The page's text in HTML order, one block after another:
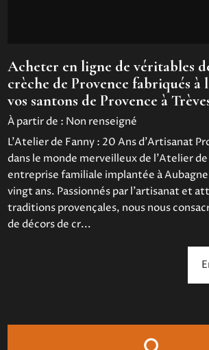
Acheter en ligne de véritables
crèche de Provence fabriqués à
vos santons de Provence à
À partir de : Non renseigné
L'Atelier de Fanny : 20 Ans d'Artisanat
dans le monde merveilleux de l'Atelier de
entreprise familiale implantée à Aubagne
vingt ans. Passionnés par l'artisanat et
traditions provençales, nous nous
de décors de cr...